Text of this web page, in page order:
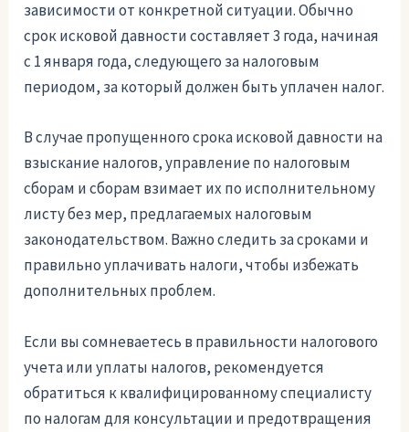
зависимости от конкретной ситуации. Обычно
срок исковой давности составляет 3 года, начиная
с 1 января года, следующего за налоговым
периодом, за который должен быть уплачен налог.
В случае пропущенного срока исковой давности на
взыскание налогов, управление по налоговым
сборам и сборам взимает их по исполнительному
листу без мер, предлагаемых налоговым
законодательством. Важно следить за сроками и
правильно уплачивать налоги, чтобы избежать
дополнительных проблем.
Если вы сомневаетесь в правильности налогового
учета или уплаты налогов, рекомендуется
обратиться к квалифицированному специалисту
по налогам для консультации и предотвращения